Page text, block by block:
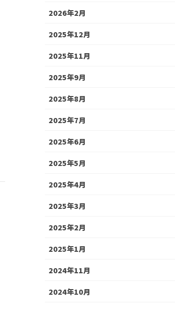
2026年2月
2025年12月
2025年11月
2025年9月
2025年8月
2025年7月
2025年6月
2025年5月
2025年4月
2025年3月
2025年2月
2025年1月
2024年11月
2024年10月